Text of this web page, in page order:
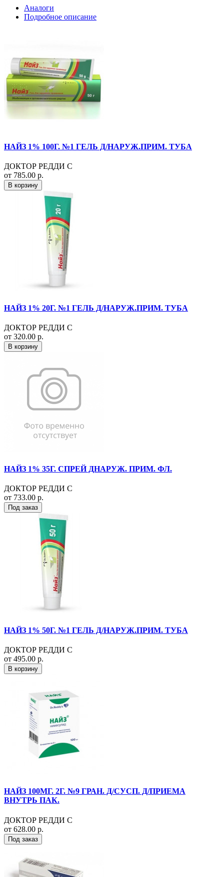
Аналоги
Подробное описание
НАЙЗ 1% 100Г. №1 ГЕЛЬ Д/НАРУЖ.ПРИМ. ТУБА
ДОКТОР РЕДДИ С
от 785.00 р.
В корзину
НАЙЗ 1% 20Г. №1 ГЕЛЬ Д/НАРУЖ.ПРИМ. ТУБА
ДОКТОР РЕДДИ С
от 320.00 р.
В корзину
НАЙЗ 1% 35Г. СПРЕЙ ДНАРУЖ. ПРИМ. ФЛ.
ДОКТОР РЕДДИ С
от 733.00 р.
Под заказ
НАЙЗ 1% 50Г. №1 ГЕЛЬ Д/НАРУЖ.ПРИМ. ТУБА
ДОКТОР РЕДДИ С
от 495.00 р.
В корзину
НАЙЗ 100МГ. 2Г. №9 ГРАН. Д/СУСП. Д/ПРИЕМА
ВНУТРЬ ПАК.
ДОКТОР РЕДДИ С
от 628.00 р.
Под заказ